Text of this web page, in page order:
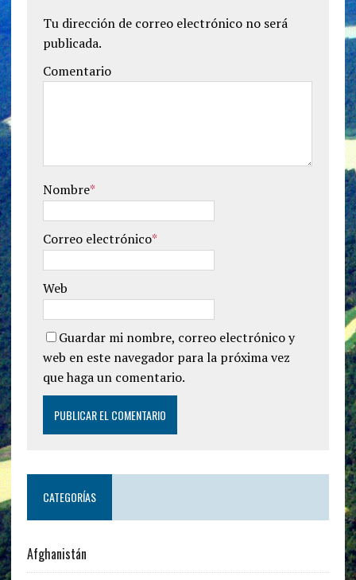
Tu dirección de correo electrónico no será
publicada.
Comentario
Nombre*
Correo electrónico*
Web
Guardar mi nombre, correo electrónico y
web en este navegador para la próxima vez
que haga un comentario.
CATEGORÍAS
Afghanistán